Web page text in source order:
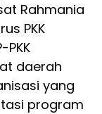
Rahmania
PKK
daerah
yang
program